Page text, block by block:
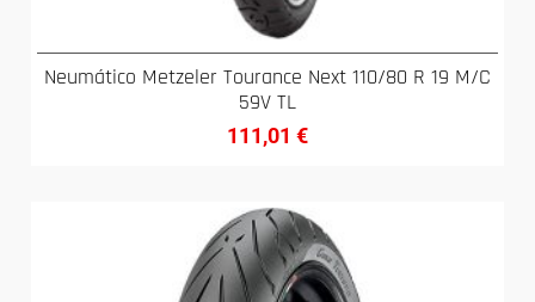
Neumático Metzeler Tourance Next 110/80 R 19 M/C
59V TL
111,01 €